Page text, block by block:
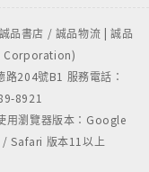
品書店 / 誠品物流 | 誠品
Corporation)
204號B1 服務電話：
8921
用瀏覽器版本：Google
Safari 版本11以上